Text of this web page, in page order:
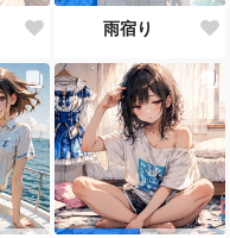
雨宿り